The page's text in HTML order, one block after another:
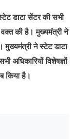
डाटा सेंटर की सभी
वक्त की है। मुख्यमंत्री ने
मुख्यमंत्री ने स्टेट डाटा
अधिकारियों विशेषज्ञों
किया है।